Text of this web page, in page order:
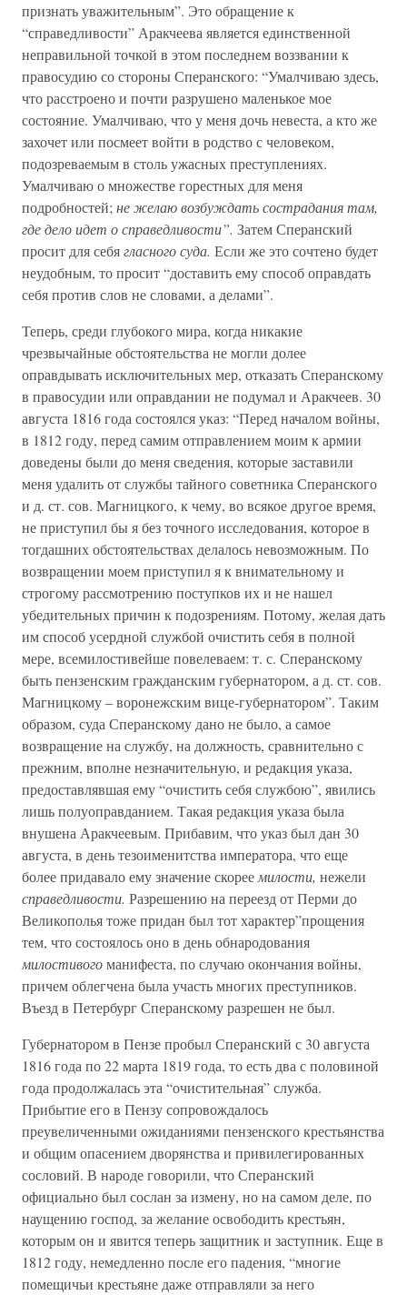
признать уважительным”. Это обращение к
“справедливости” Аракчеева является единственной
неправильной точкой в этом последнем воззвании к
правосудию со стороны Сперанского: “Умалчиваю здесь,
что расстроено и почти разрушено маленькое мое
состояние. Умалчиваю, что у меня дочь невеста, а кто же
захочет или посмеет войти в родство с человеком,
подозреваемым в столь ужасных преступлениях.
Умалчиваю о множестве горестных для меня
подробностей; не желаю возбуждать сострадания там,
где дело идет о справедливости”. Затем Сперанский
просит для себягласного суда. Если же это сочтено будет
неудобным, то просит “доставить ему способ оправдать
себя против слов не словами, а делами”.
Теперь, среди глубокого мира, когда никакие
чрезвычайные обстоятельства не могли долее
оправдывать исключительных мер, отказать Сперанскому
в правосудии или оправдании не подумал и Аракчеев. 30
августа 1816 года состоялся указ: “Перед началом войны,
в 1812 году, перед самим отправлением моим к армии
доведены были до меня сведения, которые заставили
меня удалить от службы тайного советника Сперанского
и д. ст. сов. Магницкого, к чему, во всякое другое время,
не приступил бы я без точного исследования, которое в
тогдашних обстоятельствах делалось невозможным. По
возвращении моем приступил я к внимательному и
строгому рассмотрению поступков их и не нашел
убедительных причин к подозрениям. Потому, желая дать
им способ усердной службой очистить себя в полной
мере, всемилостивейше повелеваем: т. с. Сперанскому
быть пензенским гражданским губернатором, а д. ст. сов.
Магницкому – воронежским вице-губернатором”. Таким
образом, суда Сперанскому дано не было, а самое
возвращение на службу, на должность, сравнительно с
прежним, вполне незначительную, и редакция указа,
предоставлявшая ему “очистить себя службою”, явились
лишь полуоправданием. Такая редакция указа была
внушена Аракчеевым. Прибавим, что указ был дан 30
августа, в день тезоименитства императора, что еще
более придавало ему значение скорее милости, нежели
справедливости. Разрешению на переезд от Перми до
Великополья тоже придан был тот характер”прощения
тем, что состоялось оно в день обнародования
милостивогоманифеста, по случаю окончания войны,
причем облегчена была участь многих преступников.
Въезд в Петербург Сперанскому разрешен не был.
Губернатором в Пензе пробыл Сперанский с 30 августа
1816 года по 22 марта 1819 года, то есть два с половиной
года продолжалась эта “очистительная” служба.
Прибытие его в Пензу сопровождалось
преувеличенными ожиданиями пензенского крестьянства
и общим опасением дворянства и привилегированных
сословий. В народе говорили, что Сперанский
официально был сослан за измену, но на самом деле, по
наущению господ, за желание освободить крестьян,
которым он и явится теперь защитник и заступник. Еще в
1812 году, немедленно после его падения, “многие
помещичьи крестьяне даже отправляли за него